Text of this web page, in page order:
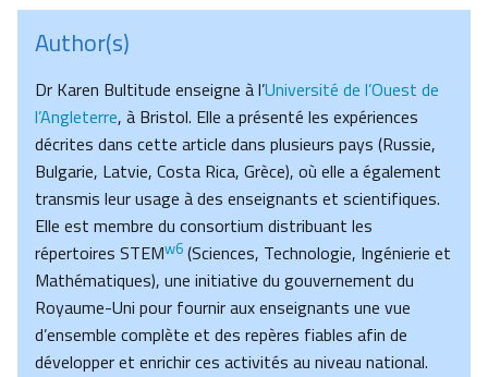
Author(s)
Dr Karen Bultitude enseigne à l’Université de l’Ouest de
l’Angleterre, à Bristol. Elle a présenté les expériences
décrites dans cette article dans plusieurs pays (Russie,
Bulgarie, Latvie, Costa Rica, Grèce), où elle a également
transmis leur usage à des enseignants et scientifiques.
Elle est membre du consortium distribuant les
répertoires STEMw6 (Sciences, Technologie, Ingénierie et
Mathématiques), une initiative du gouvernement du
Royaume-Uni pour fournir aux enseignants une vue
d’ensemble complète et des repères fiables afin de
développer et enrichir ces activités au niveau national.